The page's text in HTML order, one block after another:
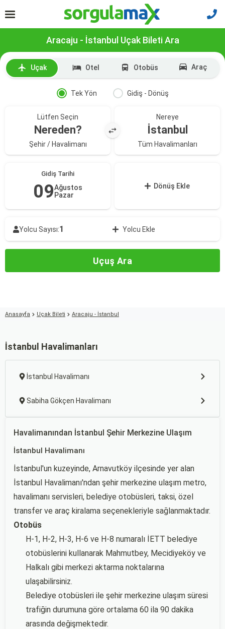
Aracaju - İstanbul Uçak Bileti Ara
Uçak Otel Otobüs Araç
Tek Yön Gidiş - Dönüş
Lütfen Seçin
Nereden?
Şehir / Havalimanı
Nereye
İstanbul
Tüm Havalimanları
Gidiş Tarihi
09Ağustos
Pazar
Dönüş Ekle
Yolcu Sayısı:1 Yolcu Ekle
Uçuş Ara
Anasayfa Uçak Bileti Aracaju - İstanbul
İstanbul Havalimanları
İstanbul Havalimanı
Sabiha Gökçen Havalimanı
Havalimanından İstanbul Şehir Merkezine Ulaşım
İstanbul Havalimanı
İstanbul'un kuzeyinde, Arnavutköy ilçesinde yer alan
İstanbul Havalimanı'ndan şehir merkezine ulaşım metro,
havalimanı servisleri, belediye otobüsleri, taksi, özel
transfer ve araç kiralama seçenekleriyle sağlanmaktadır.
Otobüs
H-1, H-2, H-3, H-6 ve H-8 numaralı İETT belediye
otobüslerini kullanarak Mahmutbey, Mecidiyeköy ve
Halkalı gibi merkezi aktarma noktalarına
ulaşabilirsiniz.
Belediye otobüsleri ile şehir merkezine ulaşım süresi
trafiğin durumuna göre ortalama 60 ila 90 dakika
arasında değişmektedir.